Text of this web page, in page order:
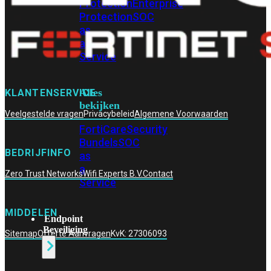
ProtectionEnterprise
ProtectionSOC
as
a
Service
Alles
bekijken
FortiCareSecurity
BundelsSOC
as
a
Service
Endpoint
Beveiliging
KLANTENSERVICE
Veelgestelde vragenPrivacybeleidAlgemene Voorwaarden
BEDRIJFINFO
Zero Trust NetworksWifi Experts B.V.Contact
MIDDELEN
SitemapOfferte AanvragenKvK: 27306093